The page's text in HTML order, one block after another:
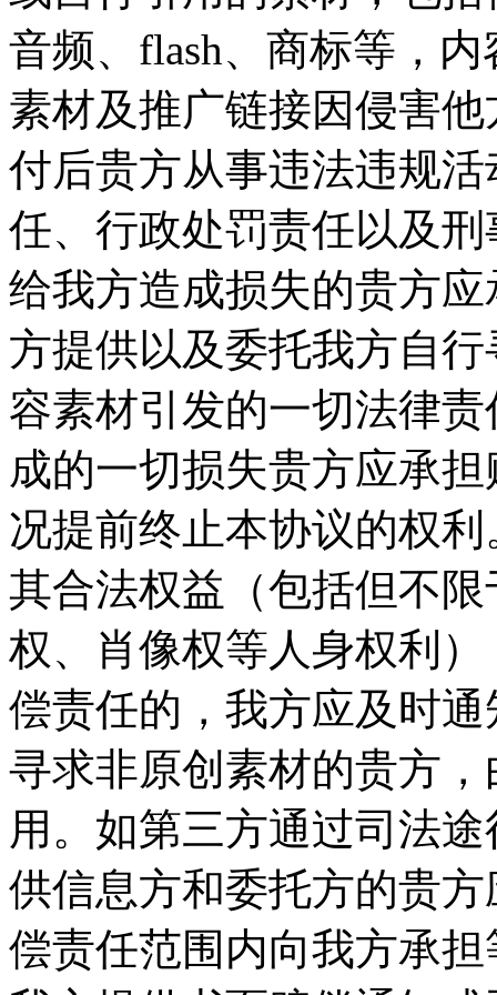
音频、flash、商标等，
素材及推广链接因侵害
付后贵方从事违法违规
任、行政处罚责任以及
给我方造成损失的贵方
方提供以及委托我方自
容素材引发的一切法律
成的一切损失贵方应承
况提前终止本协议的权
其合法权益（包括但不
权、肖像权等人身权利
偿责任的，我方应及时
寻求非原创素材的贵方
用。如第三方通过司法
供信息方和委托方的贵
偿责任范围内向我方承